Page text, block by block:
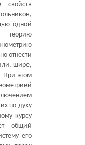
свойств
одной
теорию
отнести
шире,
При этом
по духу
курсу
общий
его